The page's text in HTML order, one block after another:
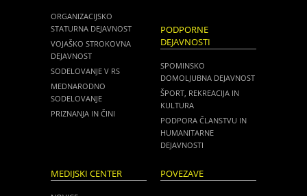
ORGANIZACIJSKO
STATURNA DEJAVNOST
VOJAŠKO STROKOVNA
DEJAVNOST
SODELOVANJE V RS
MEDNARODNO
SODELOVANJE
PRIZNANJA IN ČINI
PODPORNE
DEJAVNOSTI
SPOMINSKO
DOMOLJUBNA DEJAVNOST
ŠPORT, REKREACIJA IN
KULTURA
PODPORA ČLANSTVU IN
HUMANITARNE
DEJAVNOSTI
MEDIJSKI CENTER POVEZAVE